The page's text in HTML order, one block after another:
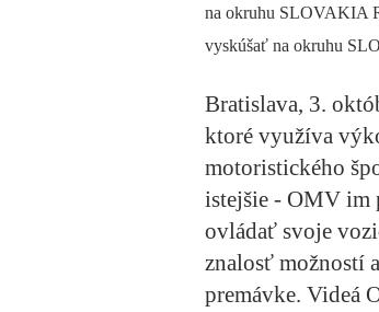
na okruhu SLOVAKIA
vyskúšať na okruhu
Bratislava, 3.
ktoré využíva
motoristického
istejšie - OMV im
ovládať svoje
znalosť možností
premávke. Videá